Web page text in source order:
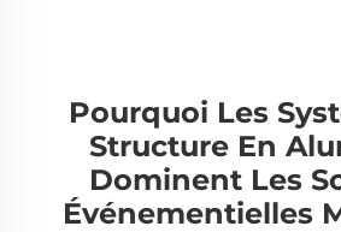
Pourquoi Les
Structure En
Dominent Les
Événementielles